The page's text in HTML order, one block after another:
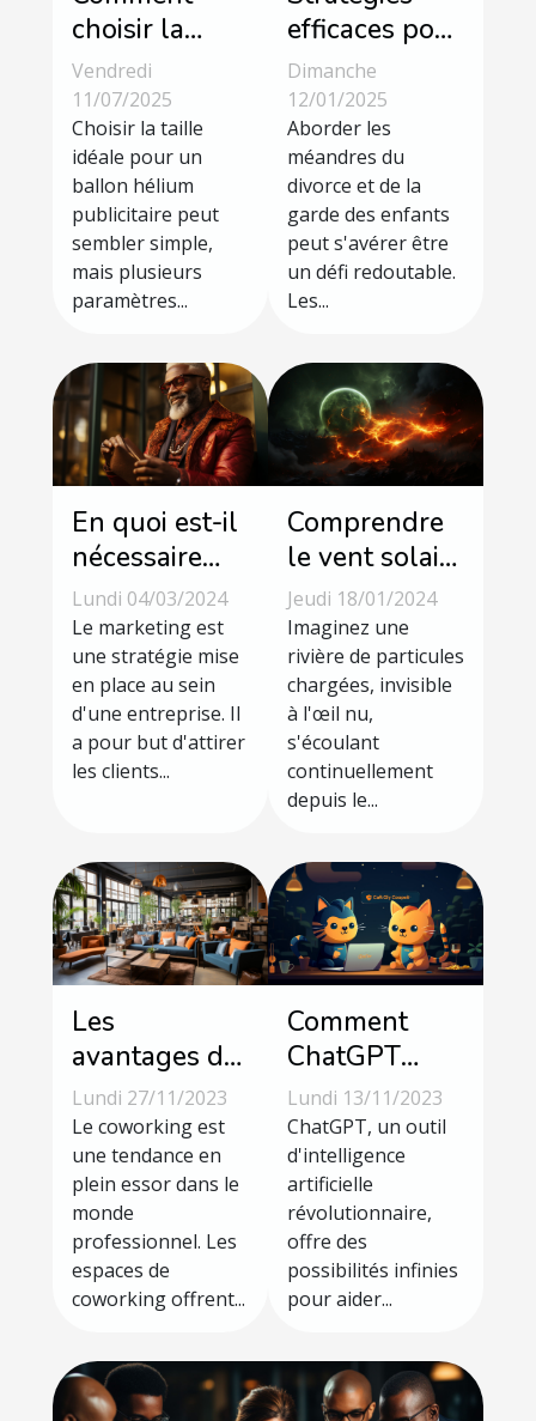
choisir la
taille idéale
pour votre
ballon hélium
publicitaire ?
Vendredi
11/07/2025
Choisir la taille
idéale pour un
ballon hélium
publicitaire peut
sembler simple,
mais plusieurs
paramètres...
efficaces pour
naviguer
dans les
complications
du divorce et
de la garde
des enfants
Dimanche
12/01/2025
Aborder les
méandres du
divorce et de la
garde des enfants
peut s'avérer être
un défi redoutable.
Les...
En quoi est-il
nécessaire
d'avoir un
coach en
marketing ?
Lundi 04/03/2024
Le marketing est
une stratégie mise
en place au sein
d'une entreprise. Il
a pour but d'attirer
les clients...
Comprendre
le vent solaire
et ses effets
sur la météo
spatiale
Jeudi 18/01/2024
Imaginez une
rivière de particules
chargées, invisible
à l'œil nu,
s'écoulant
continuellement
depuis le...
Les
avantages du
coworking à
Savenay
Lundi 27/11/2023
Le coworking est
une tendance en
plein essor dans le
monde
professionnel. Les
espaces de
coworking offrent...
Comment
ChatGPT
peut-il aider
votre
entreprise à
se
développer
Lundi 13/11/2023
ChatGPT, un outil
d'intelligence
artificielle
révolutionnaire,
offre des
possibilités infinies
pour aider...